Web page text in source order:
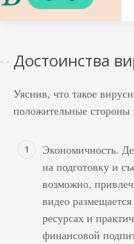
Достоинства
Уяснив, что такое
положительные стороны
Экономичность.
на подготовку и
возможно,
видео
ресурсах и
финансовой